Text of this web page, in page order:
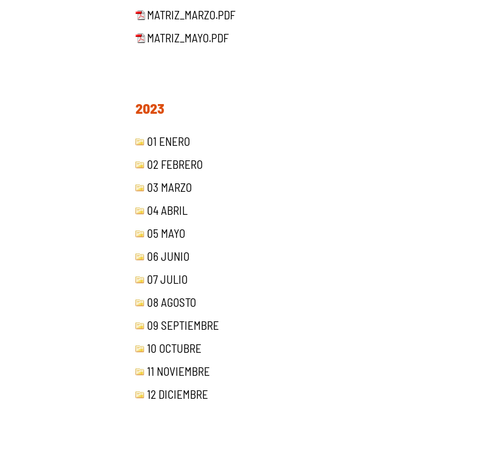
MATRIZ_MARZO.PDF
MATRIZ_MAYO.PDF
2023
01 ENERO
02 FEBRERO
03 MARZO
04 ABRIL
05 MAYO
06 JUNIO
07 JULIO
08 AGOSTO
09 SEPTIEMBRE
10 OCTUBRE
11 NOVIEMBRE
12 DICIEMBRE